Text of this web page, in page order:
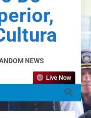
NEWS
Live Now